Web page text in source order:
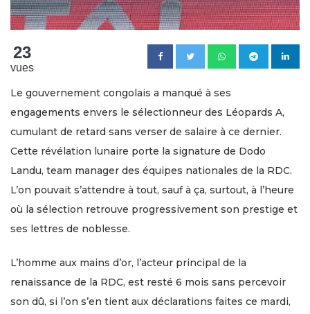
23
vues
Le gouvernement congolais a manqué à ses
engagements envers le sélectionneur des Léopards A,
cumulant de retard sans verser de salaire à ce dernier.
Cette révélation lunaire porte la signature de Dodo
Landu, team manager des équipes nationales de la RDC.
L’on pouvait s’attendre à tout, sauf à ça, surtout, à l’heure
où la sélection retrouve progressivement son prestige et
ses lettres de noblesse.
L’homme aux mains d’or, l’acteur principal de la
renaissance de la RDC, est resté 6 mois sans percevoir
son dû, si l’on s’en tient aux déclarations faites ce mardi,